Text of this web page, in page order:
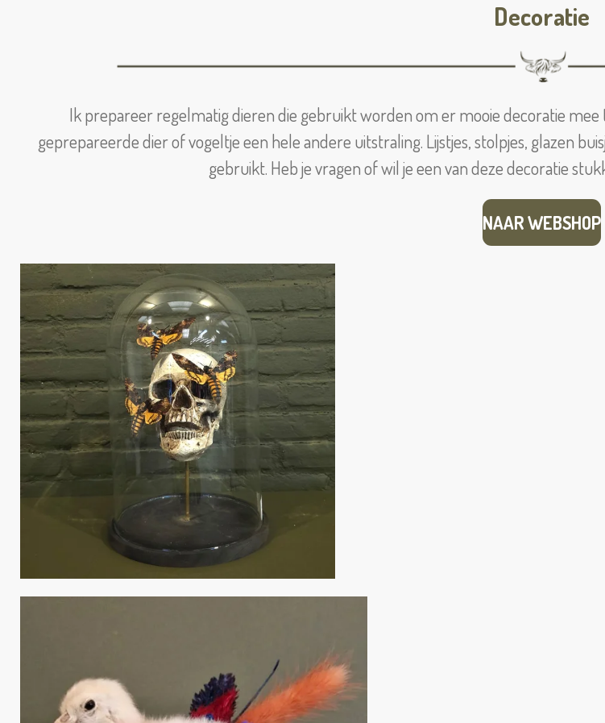
Decoratie
Ik prepareer regelmatig dieren die gebruikt worden om er mooie decoratie
geprepareerde dier of vogeltje een hele andere uitstraling. Lijstjes, stolpjes, glazen
gebruikt. Heb je vragen of wil je een van deze decoratie
NAAR WEBSHOP